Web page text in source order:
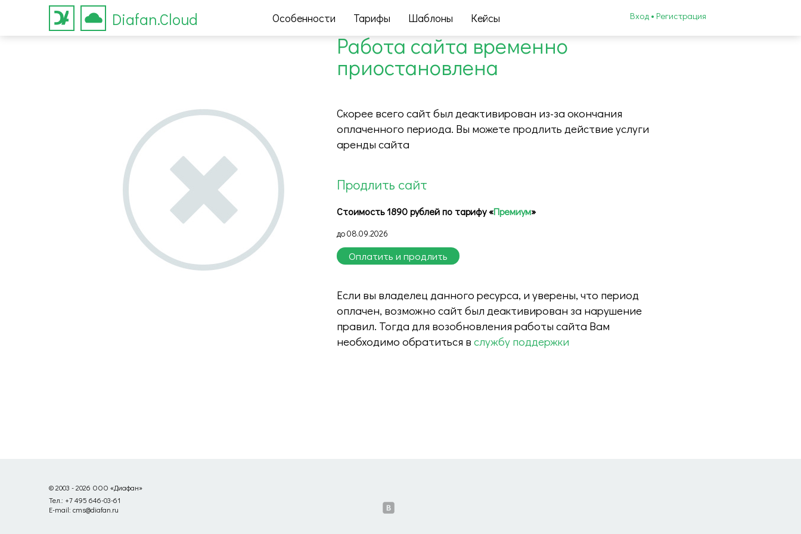
Diafan.Cloud Особенности Тарифы Шаблоны Кейсы Вход • Регистрация
Работа сайта временно
приостановлена
Скорее всего сайт был деактивирован из-за окончания
оплаченного периода. Вы можете продлить действие услуги
аренды сайта
Продлить сайт
Стоимость 1890 рублей по тарифу «Премиум»
до 08.09.2026
Если вы владелец данного ресурса, и уверены, что период
оплачен, возможно сайт был деактивирован за нарушение
правил. Тогда для возобновления работы сайта Вам
необходимо обратиться в службу поддержки
© 2003 - 2026 ООО «Диафан»
Тел.: +7 495 646-03-61
E-mail: cms@diafan.ru